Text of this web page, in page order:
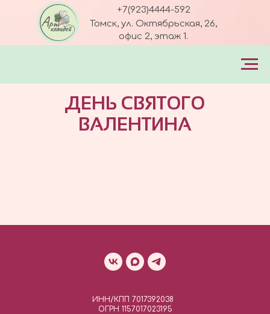
+7(923)4444-592
Томск, ул. Октябрьская, 26,
офис 2, этаж 1.
ДЕНЬ СВЯТОГО
ВАЛЕНТИНА
ИНН/КПП 7017392038
ОГРН 1157017023195